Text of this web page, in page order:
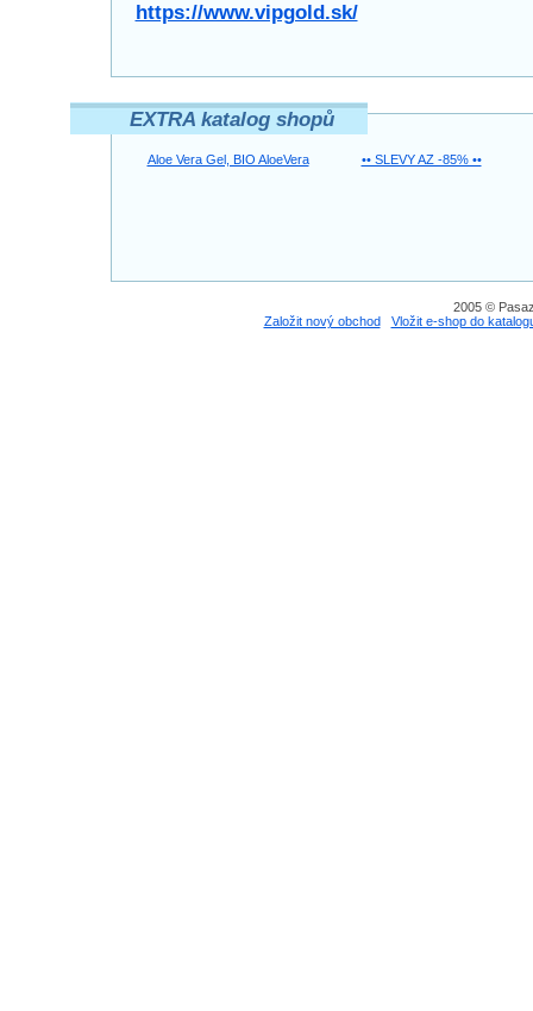
https://www.vipgold.sk/
EXTRA katalog shopů
Aloe Vera Gel, BIO AloeVera •• SLEVY AZ -85% ••
2005 ©
Založit nový obchod
Vložit e-shop do